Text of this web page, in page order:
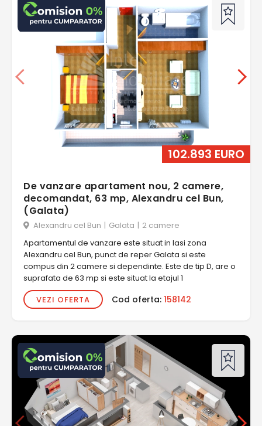
102.893 EURO
De vanzare apartament nou, 2 camere,
decomandat, 63 mp, Alexandru cel Bun,
(Galata)
Alexandru cel Bun | Galata | 2 camere
Apartamentul de vanzare este situat in Iasi zona
Alexandru cel Bun, punct de reper Galata si este
compus din 2 camere si dependinte. Este de tip D, are o
suprafata de 63 mp si este situat la etajul 1
VEZI OFERTA
Cod oferta: 158142